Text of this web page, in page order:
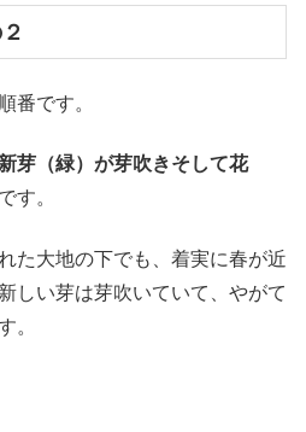
番です。
芽（緑）が芽吹きそして花
す。
た大地の下でも、着実に春が近
しい芽は芽吹いていて、やがて
。